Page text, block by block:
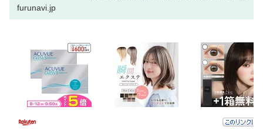
furunavi.jp